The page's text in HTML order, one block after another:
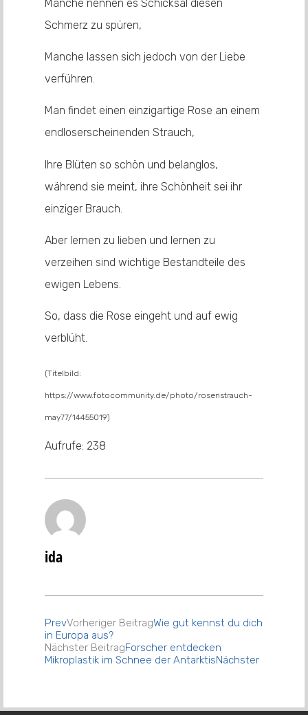
Manche nennen es Schicksal diesen
Schmerz zu spüren,
Manche lassen sich jedoch von der Liebe
verführen.
Man findet einen einzigartige Rose an einem
endloserscheinenden Strauch,
Ihre Blüten so schön und belanglos,
während sie meint, ihre Schönheit sei ihr
einziger Brauch.
Aber lernen zu lieben und lernen zu
verzeihen sind wichtige Bestandteile des
ewigen Lebens.
So, dass die Rose eingeht und auf ewig
verblüht.
(Titelbild:
https://www.fotocommunity.de/photo/rosenstrauch-
may77/14455019)
Aufrufe: 238
ida
PrevVorheriger BeitragWie gut kennst du dich
in Europa aus?
Nächster BeitragForscher entdecken
Mikroplastik im Schnee der AntarktisNächster